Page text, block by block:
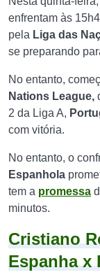
enfrentam às
pela Liga das
se preparando
No entanto,
Nations League,
2 da Liga A,
com vitória.
No entanto, o
Espanhola
tem a promessa
minutos.
Cristiano
Espanha x